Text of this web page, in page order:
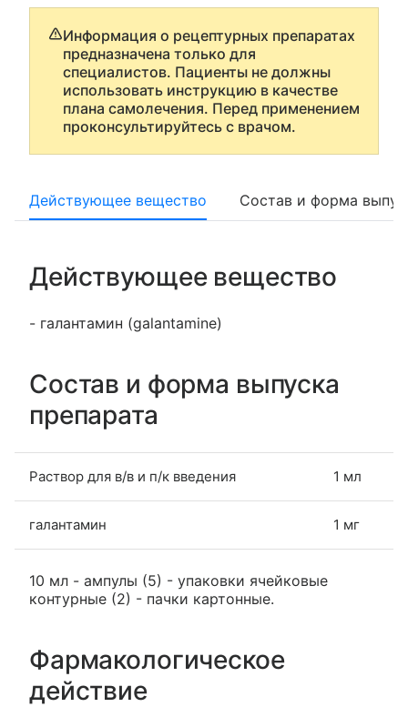
Информация о рецептурных препаратах
предназначена только для
специалистов. Пациенты не должны
использовать инструкцию в качестве
плана самолечения. Перед применением
проконсультируйтесь с врачом.
Действующее вещество Состав и форма
Действующее вещество
- галантамин (galantamine)
Состав и форма выпуска
препарата
Раствор для в/в и п/к введения 1 мл
галантамин 1 мг
10 мл - ампулы (5) - упаковки ячейковые
контурные (2) - пачки картонные.
Фармакологическое
действие